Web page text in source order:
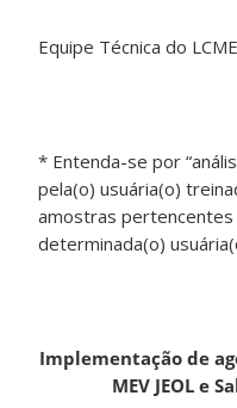
Equipe Técnica do
* Entenda-se por
pela(o) usuária(o)
amostras pertencentes
determinada(o)
Implementação de
MEV JEOL e